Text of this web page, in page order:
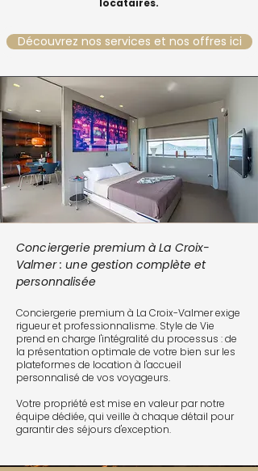
locataires.
Découvrez nos services et nos offres ici
Conciergerie premium à La Croix-
Valmer : une gestion complète et
personnalisée
Conciergerie premium à La Croix-Valmer exige
rigueur et professionnalisme. Style de Vie
prend en charge l'intégralité du processus : de
la présentation optimale de votre bien sur les
plateformes de location à l'accueil
personnalisé de vos voyageurs.
Votre propriété est mise en valeur par notre
équipe dédiée, qui veille à chaque détail pour
garantir des séjours d'exception.